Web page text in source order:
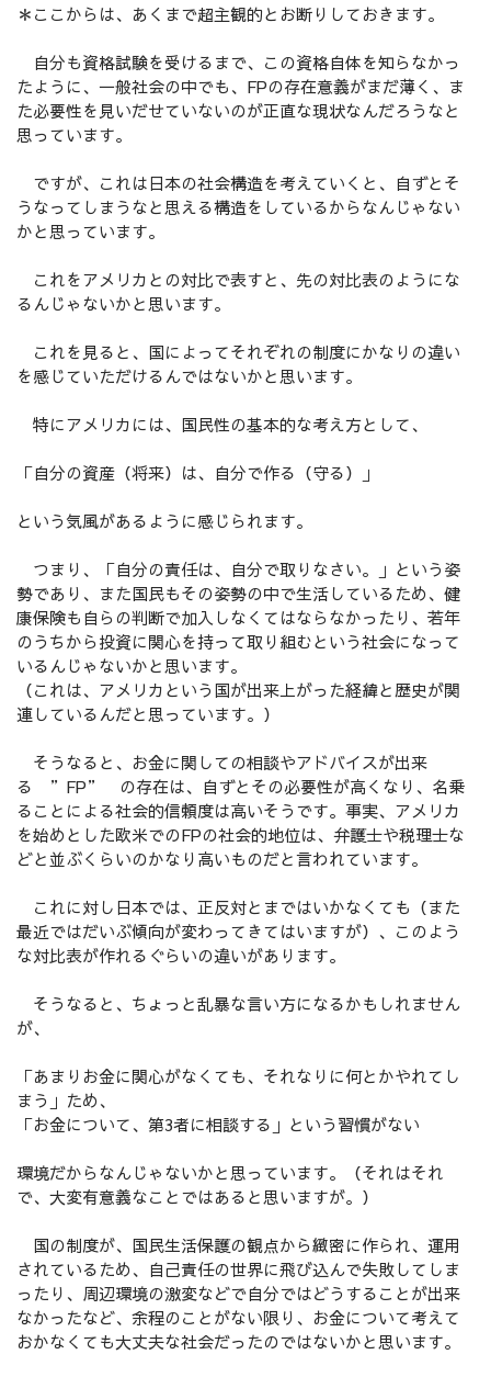
＊ここからは、あくまで超主観的とお断りしておきます。
自分も資格試験を受けるまで、この資格自体を知らなかっ
たように、一般社会の中でも、FPの存在意義がまだ薄く、ま
た必要性を見いだせていないのが正直な現状なんだろうなと
思っています。
ですが、これは日本の社会構造を考えていくと、自ずとそ
うなってしまうなと思える構造をしているからなんじゃない
かと思っています。
これをアメリカとの対比で表すと、先の対比表のようにな
るんじゃないかと思います。
これを見ると、国によってそれぞれの制度にかなりの違い
を感じていただけるんではないかと思います。
特にアメリカには、国民性の基本的な考え方として、
「自分の資産（将来）は、自分で作る（守る）」
という気風があるように感じられます。
つまり、「自分の責任は、自分で取りなさい。」という姿
勢であり、また国民もその姿勢の中で生活しているため、健
康保険も自らの判断で加入しなくてはならなかったり、若年
のうちから投資に関心を持って取り組むという社会になって
いるんじゃないかと思います。
（これは、アメリカという国が出来上がった経緯と歴史が関
連しているんだと思っています。）
そうなると、お金に関しての相談やアドバイスが出来
る ”FP” の存在は、自ずとその必要性が高くなり、名乗
ることによる社会的信頼度は高いそうです。事実、アメリカ
を始めとした欧米でのFPの社会的地位は、弁護士や税理士な
どと並ぶくらいのかなり高いものだと言われています。
これに対し日本では、正反対とまではいかなくても（また
最近ではだいぶ傾向が変わってきてはいますが）、このよう
な対比表が作れるぐらいの違いがあります。
そうなると、ちょっと乱暴な言い方になるかもしれません
が、
「あまりお金に関心がなくても、それなりに何とかやれてし
まう」ため、
「お金について、第3者に相談する」という習慣がない
環境だからなんじゃないかと思っています。（それはそれ
で、大変有意義なことではあると思いますが。）
国の制度が、国民生活保護の観点から緻密に作られ、運用
されているため、自己責任の世界に飛び込んで失敗してしま
ったり、周辺環境の激変などで自分ではどうすることが出来
なかったなど、余程のことがない限り、お金について考えて
おかなくても大丈夫な社会だったのではないかと思います。